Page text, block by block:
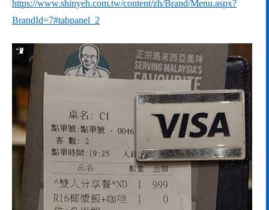
https://www.shinyeh.com.tw/content/zh/Brand/Menu.aspx?
BrandId=7#tabpanel_2